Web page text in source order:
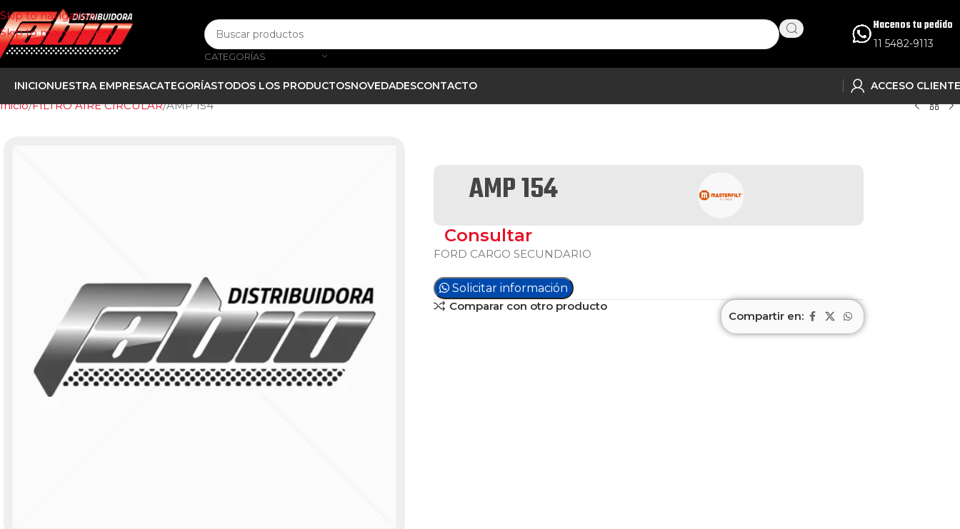
Skip to navigation
Skip to main content
CATEGORÍAS
Hacenos tu pedido
11 5482-9113
INICIONUESTRA EMPRESACATEGORÍASTODOS LOS PRODUCTOSNOVEDADESCONTACTO ACCESO
Inicio FILTRO AIRE CIRCULAR AMP 154
AMP 154
Consultar
FORD CARGO SECUNDARIO
Solicitar información
Comparar con otro producto
Compartir en: